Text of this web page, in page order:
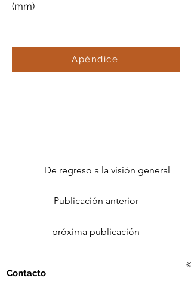
(mm)
Apéndice
De regreso a la visión general
Publicación anterior
próxima publicación
Contacto